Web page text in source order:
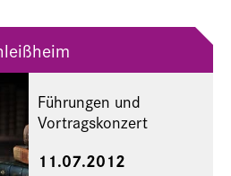
Führungen und
Vortragskonzert
11.07.2012